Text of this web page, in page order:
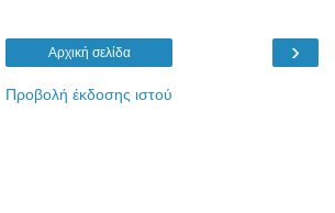
›
Αρχική σελίδα
Προβολή έκδοσης ιστού